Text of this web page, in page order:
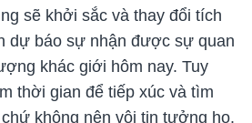
sẽ khởi sắc và thay đổi tích
dự báo sự nhận được sự quan
khác giới hôm nay. Tuy
thời gian để tiếp xúc và tìm
không nên vội tin tưởng họ.